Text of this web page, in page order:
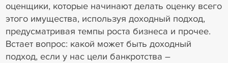
оценщики, которые начинают делать оценку всего
этого имущества, используя доходный подход,
предусматривая темпы роста бизнеса и прочее.
Встает вопрос: какой может быть доходный
подход, если у нас цели банкротства –